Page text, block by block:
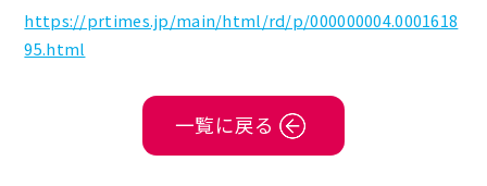
https://prtimes.jp/main/html/rd/p/000000004.0001618
95.html
一覧に戻る